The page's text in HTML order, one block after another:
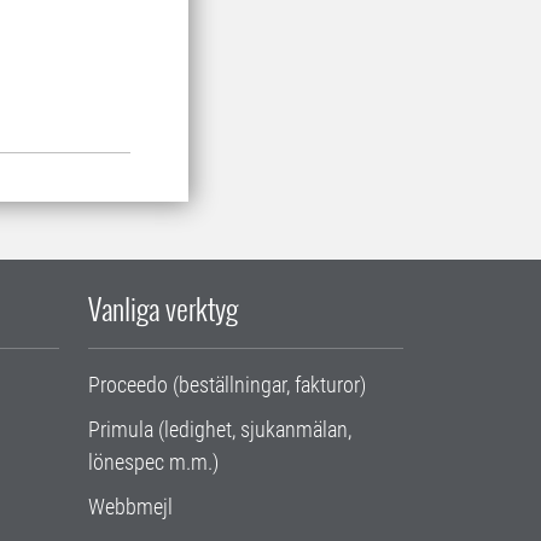
Vanliga verktyg
Proceedo (beställningar, fakturor)
Primula (ledighet, sjukanmälan,
lönespec m.m.)
Webbmejl